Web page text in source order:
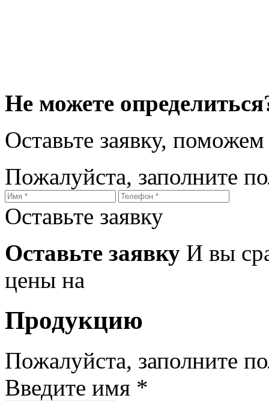
Не можете
Оставьте заявку,
Пожалуйста, заполните
Оставьте заявку
Оставьте заявку И вы
цены на
Продукцию
Пожалуйста, заполните
Введите имя *